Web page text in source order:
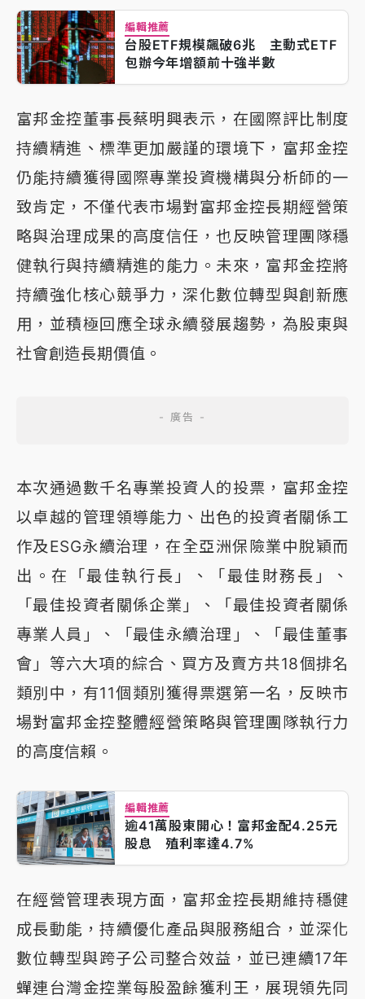
編輯推薦
台股ETF規模飆破6兆 主動式ETF
包辦今年增額前十強半數
富邦金控董事長蔡明興表示，在國際評比制度
持續精進、標準更加嚴謹的環境下，富邦金控
仍能持續獲得國際專業投資機構與分析師的一
致肯定，不僅代表市場對富邦金控長期經營策
略與治理成果的高度信任，也反映管理團隊穩
健執行與持續精進的能力。未來，富邦金控將
持續強化核心競爭力，深化數位轉型與創新應
用，並積極回應全球永續發展趨勢，為股東與
社會創造長期價值。
本次通過數千名專業投資人的投票，富邦金控
以卓越的管理領導能力、出色的投資者關係工
作及ESG永續治理，在全亞洲保險業中脫穎而
出。在「最佳執行長」、「最佳財務長」、
「最佳投資者關係企業」、「最佳投資者關係
專業人員」、「最佳永續治理」、「最佳董事
會」等六大項的綜合、買方及賣方共18個排名
類別中，有11個類別獲得票選第一名，反映市
場對富邦金控整體經營策略與管理團隊執行力
的高度信賴。
編輯推薦
逾41萬股東開心！富邦金配4.25元
股息 殖利率達4.7%
在經營管理表現方面，富邦金控長期維持穩健
成長動能，持續優化產品與服務組合，並深化
數位轉型與跨子公司整合效益，並已連續17年
蟬連台灣金控業每股盈餘獲利王，展現領先同